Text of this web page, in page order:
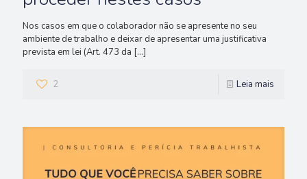
Nos casos em que o colaborador não se apresente no seu
ambiente de trabalho e deixar de apresentar uma justificativa
prevista em lei (Art. 473 da […]
2 Leia mais